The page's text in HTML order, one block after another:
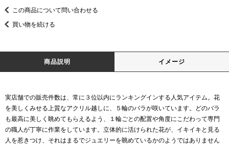
この商品について問い合わせる
買い物を続ける
商品説明 イメージ
実店舗での販売件数は、常に３位以内にランキングインする人気アイテム。花
を美しくみせる上質なアクリル越しに、５輪のバラが咲いています。どのバラ
も最高に美しく眺めてもらえるよう、１輪ごとの配置や角度にこだわって専門
の職人が丁寧に作業をしています。立体的に活けられた花が、イキイキと見る
人を惹きつけ、それはまるでジュエリーを眺めているかのようではありません